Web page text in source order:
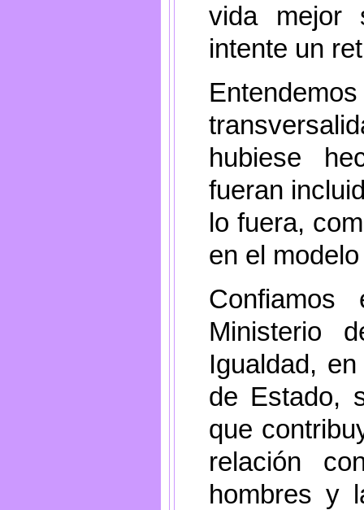
vida mejor
intente un
hubiese
fueran
lo fuera,
en el
Ministerio
Igualdad,
de Estado,
que
relación
hombres y